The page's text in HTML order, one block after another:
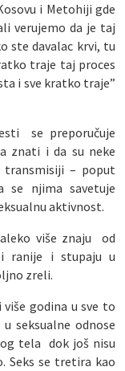
i Metohiji gde
verujemo da je taj
ste davalac krvi, tu
traje taj proces
i sve kratko traje”
se preporučuje
znati i da su neke
transmisiji – poput
se njima savetuje
aktivnost.
više znaju od
ranije i stupaju u
zreli.
više godina u sve to
seksualne odnose
tela dok još nisu
Seks se tretira kao